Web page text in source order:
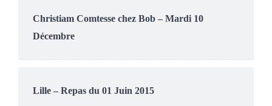
Christiam Comtesse chez Bob – Mardi 10
Décembre
Lille – Repas du 01 Juin 2015